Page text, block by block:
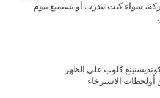
سواء كنت تتدرب أو تستمتع بيوم
كلوب على الظهر
أولحظات الاسترخاء